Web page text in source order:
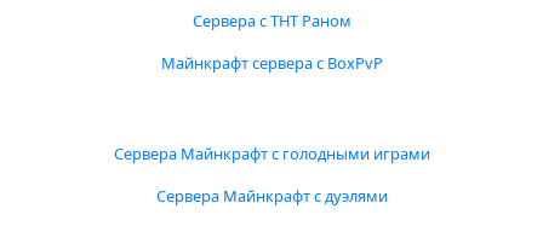
Сервера с ТНТ Раном
Майнкрафт сервера с BoxPvP
Сервера Майнкрафт с голодными играми
Сервера Майнкрафт с дуэлями